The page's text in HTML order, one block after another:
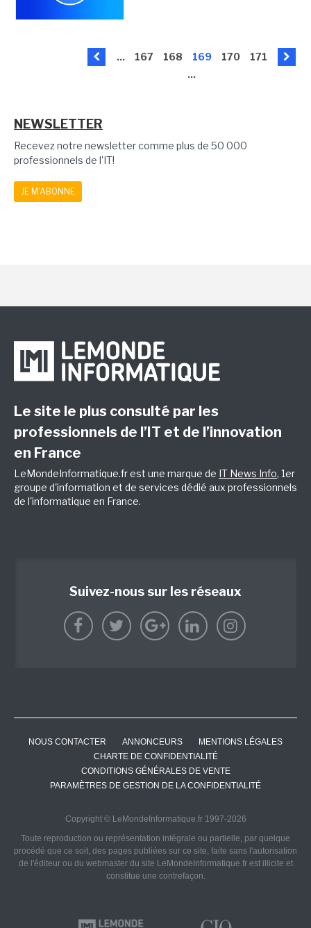
... 167 168 169 170
171
...
NEWSLETTER
Recevez notre newsletter comme plus de 50 000
professionnels de l'IT!
JE M'ABONNE
Le site le plus consulté par les
professionnels de l’IT et de l’innovation
en France
LeMondeInformatique.fr est une marque de IT News Info, 1er
groupe d'information et de services dédié aux professionnels
de l'informatique en France.
Suivez-nous sur les réseaux
NOUS CONTACTER ANNONCEURS
MENTIONS LÉGALES
CHARTE DE CONFIDENTIALITÉ
CONDITIONS GÉNÉRALES DE VENTE
PARAMÈTRES DE GESTION DE LA CONFIDENTIALITÉ
Copyright © LeMondeInformatique.fr 1997-2026
Toute reproduction ou représentation intégrale ou partielle, par quelque
procédé que ce soit, des pages publiées sur ce site, faite sans l'autorisation
de l'éditeur ou du webmaster du site LeMondeInformatique.fr est illicite et
constitue une contrefaçon.